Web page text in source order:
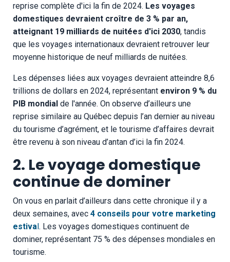
reprise complète d'ici la fin de 2024. Les voyages
domestiques devraient croître de 3 % par an,
atteignant 19 milliards de nuitées d'ici 2030, tandis
que les voyages internationaux devraient retrouver leur
moyenne historique de neuf milliards de nuitées.
Les dépenses liées aux voyages devraient atteindre 8,6
trillions de dollars en 2024, représentant environ 9 % du
PIB mondial de l'année. On observe d’ailleurs une
reprise similaire au Québec depuis l’an dernier au niveau
du tourisme d’agrément, et le tourisme d’affaires devrait
être revenu à son niveau d’antan d’ici la fin 2024.
2. Le voyage domestique
continue de dominer
On vous en parlait d’ailleurs dans cette chronique il y a
deux semaines, avec 4 conseils pour votre marketing
estival. Les voyages domestiques continuent de
dominer, représentant 75 % des dépenses mondiales en
tourisme.